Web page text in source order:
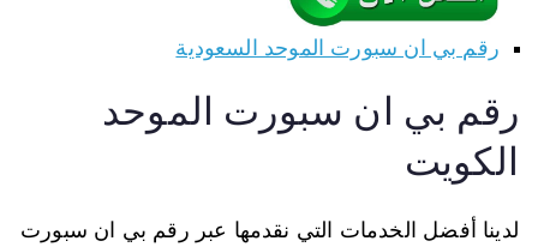
رقم بي ان سبورت الموحد السعودية
رقم بي ان سبورت الموحد
الكويت
لدينا أفضل الخدمات التي نقدمها عبر رقم بي ان سبورت